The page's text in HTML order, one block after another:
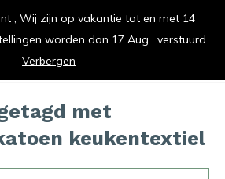
vrolijk je keuken op
met
keukentextiel
, Wij zijn op vakantie tot en met 14
worden dan 17 Aug . verstuurd
Verbergen